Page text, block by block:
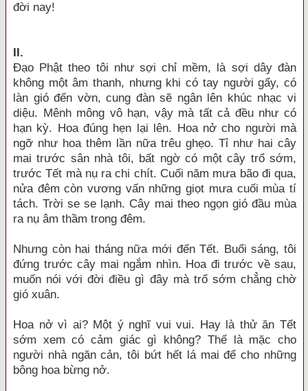
đời nay!
II.
Đạo Phật theo tôi như sợi chỉ mềm, là sợi dây đàn
không một âm thanh, nhưng khi có tay người gẩy, có
làn gió đến vờn, cung đàn sẽ ngân lên khúc nhạc vi
diệu. Mênh mông vô hạn, vậy mà tất cả đều như có
hạn kỳ. Hoa đúng hẹn lại lên. Hoa nở cho người mà
ngỡ như hoa thêm lần nữa trêu ghẹo. Tỉ như hai cây
mai trước sân nhà tôi, bất ngờ có một cây trổ sớm,
trước Tết mà nụ ra chi chít. Cuối năm mưa bão đi qua,
nửa đêm còn vương vấn những giọt mưa cuối mùa tí
tách. Trời se se lạnh. Cây mai theo ngọn gió đầu mùa
ra nụ âm thầm trong đêm.
Nhưng còn hai tháng nữa mới đến Tết. Buổi sáng, tôi
đứng trước cây mai ngắm nhìn. Hoa đi trước về sau,
muốn nói với đời điều gì đây mà trổ sớm chẳng chờ
gió xuân.
Hoa nở vì ai? Một ý nghĩ vui vui. Hay là thử ăn Tết
sớm xem có cảm giác gì không? Thế là mặc cho
người nhà ngăn cản, tôi bứt hết lá mai để cho những
bông hoa bừng nở.